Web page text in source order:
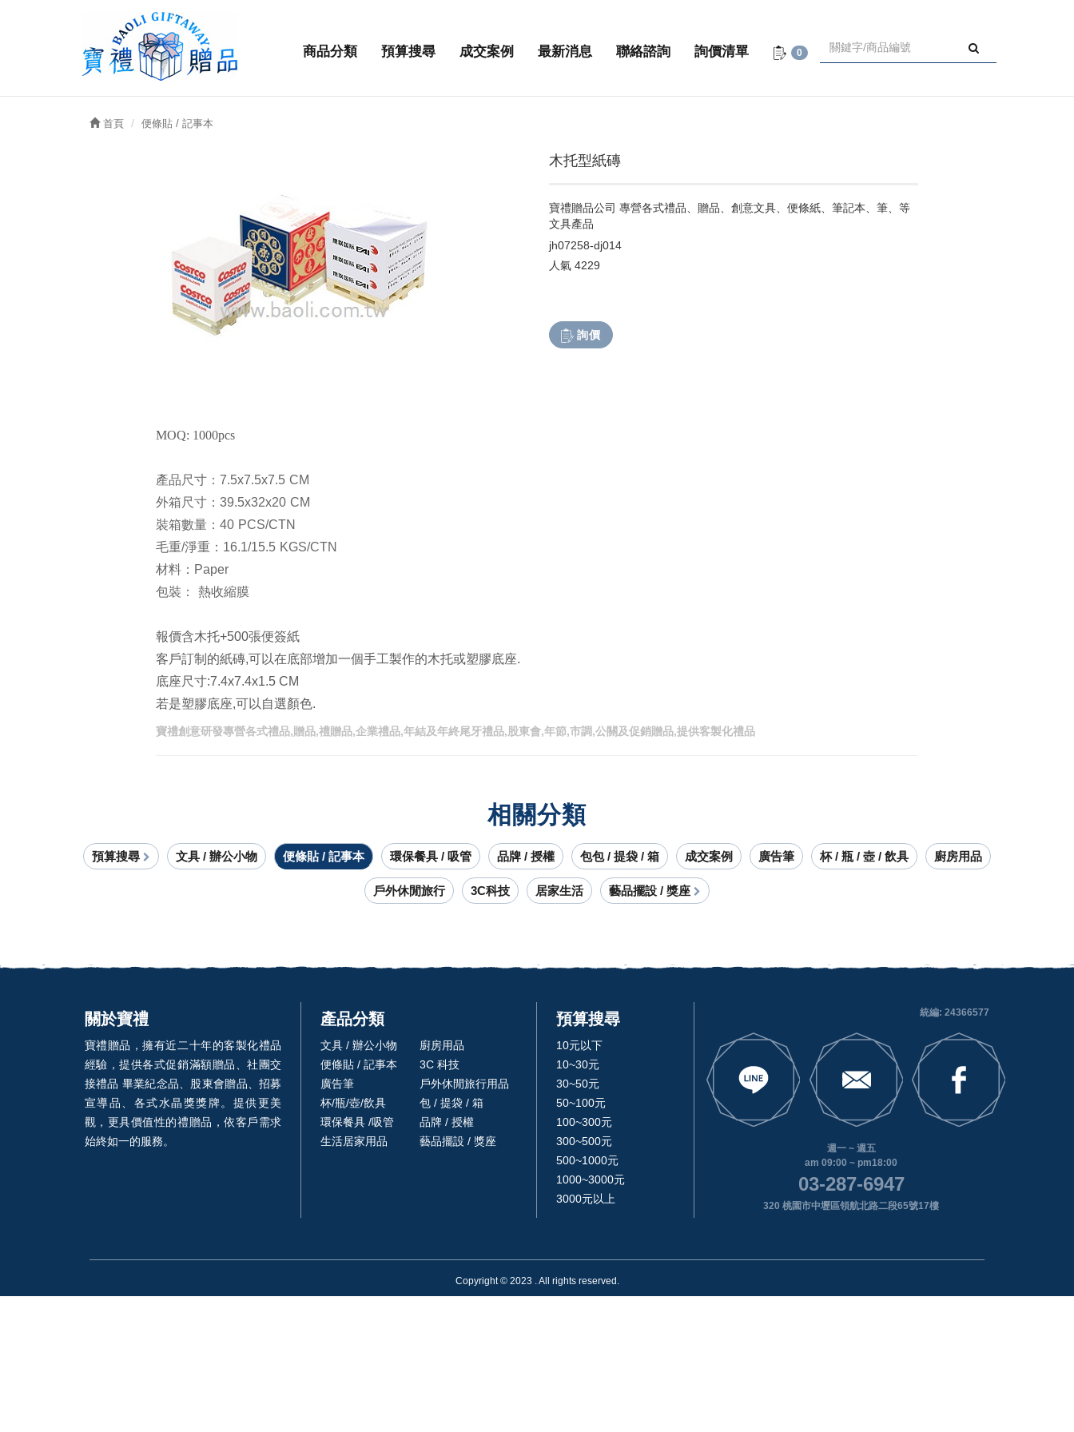
商品分類 預算搜尋 成交案例 最新消息 聯絡諮詢 詢價清單 0
首頁 便條貼 / 記事本
木托型紙磚
寶禮贈品公司 專營各式禮品、贈品、創意文具、便條紙、筆記本、筆、等
文具產品
jh07258-dj014
人氣 4229
詢價
MOQ: 1000pcs
產品尺寸：7.5x7.5x7.5 CM
外箱尺寸：39.5x32x20 CM
裝箱數量：40 PCS/CTN
毛重/淨重：16.1/15.5 KGS/CTN
材料：Paper
包裝： 熱收縮膜
報價含木托+500張便簽紙
客戶訂制的紙磚,可以在底部增加一個手工製作的木托或塑膠底座.
底座尺寸:7.4x7.4x1.5 CM
若是塑膠底座,可以自選顏色.
寶禮創意研發專營各式禮品,贈品,禮贈品,企業禮品,年結及年終尾牙禮品,股東會,年節,市調,公關及促銷贈品,提供客製化禮品
相關分類
預算搜尋 文具 / 辦公小物 便條貼 / 記事本 環保餐具 / 吸管 品牌 / 授權 包包 / 提袋 / 箱 成交案例 廣告筆 杯 / 瓶 / 壺 / 飲具 廚房用品
戶外休閒旅行 3C科技 居家生活 藝品擺設 / 獎座
關於寶禮
寶禮贈品，擁有近二十年的客製化禮品
經驗，提供各式促銷滿額贈品、社團交
接禮品 畢業紀念品、股東會贈品、招募
宣導品、各式水晶獎獎牌。提供更美
觀，更具價值性的禮贈品，依客戶需求
始終如一的服務。
產品分類
文具 / 辦公小物
便條貼 / 記事本
廣告筆
杯/瓶/壺/飲具
環保餐具 /吸管
生活居家用品
廚房用品
3C 科技
戶外休閒旅行用品
包 / 提袋 / 箱
品牌 / 授權
藝品擺設 / 獎座
預算搜尋
10元以下
10~30元
30~50元
50~100元
100~300元
300~500元
500~1000元
1000~3000元
3000元以上
統編: 24366577
週一 ~ 週五
am 09:00 ~ pm18:00
03-287-6947
320 桃園市中壢區領航北路二段65號17樓
Copyright © 2023 . All rights reserved.